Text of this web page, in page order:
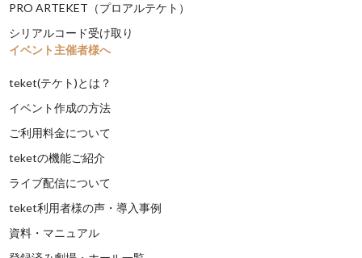
PRO ARTEKET（プロアルテケト）
シリアルコード受け取り
イベント主催者様へ
teket(テケト)とは？
イベント作成の方法
ご利用料金について
teketの機能ご紹介
ライブ配信について
teket利用者様の声・導入事例
資料・マニュアル